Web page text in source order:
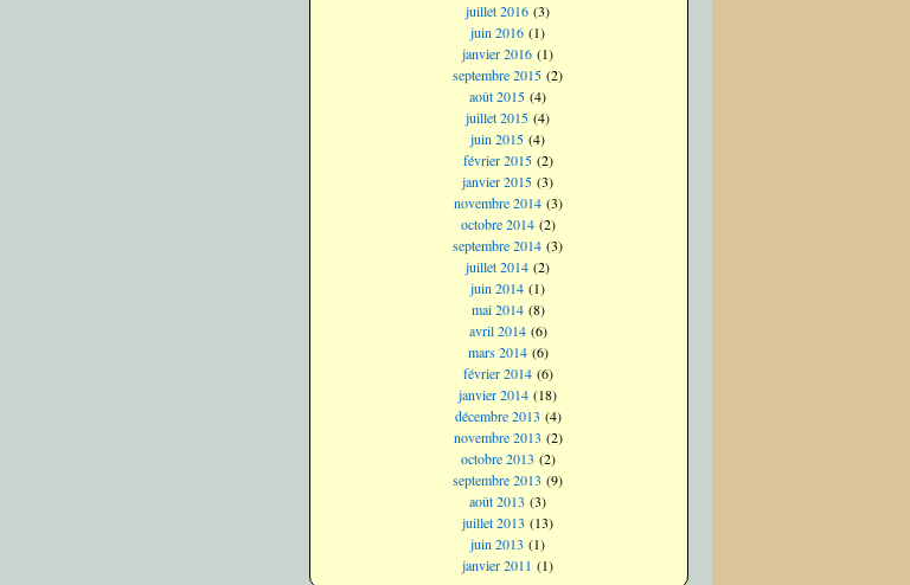
juillet 2016 (3)
juin 2016 (1)
janvier 2016 (1)
septembre 2015 (2)
août 2015 (4)
juillet 2015 (4)
juin 2015 (4)
février 2015(2)
janvier 2015 (3)
novembre 2014(3)
octobre 2014(2)
septembre 2014 (3)
juillet 2014 (2)
juin 2014 (1)
mai 2014(8)
avril 2014(6)
mars 2014(6)
février 2014(6)
janvier 2014 (18)
décembre 2013 (4)
novembre 2013 (2)
octobre 2013 (2)
septembre 2013 (9)
août 2013 (3)
juillet 2013 (13)
juin 2013 (1)
janvier 2011 (1)